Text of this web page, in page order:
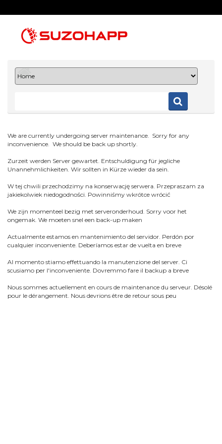
We are currently undergoing server maintenance. Sorry for any
inconvenience. We should be back up shortly.
Zurzeit werden Server gewartet. Entschuldigung für jegliche
Unannehmlichkeiten. Wir sollten in Kürze wieder da sein.
W tej chwili przechodzimy na konserwację serwera. Przepraszam za
jakiekolwiek niedogodności. Powinniśmy wkrótce wrócić
We zijn momenteel bezig met serveronderhoud. Sorry voor het
ongemak. We moeten snel een back-up maken
Actualmente estamos en mantenimiento del servidor. Perdón por
cualquier inconveniente. Deberíamos estar de vuelta en breve
Al momento stiamo effettuando la manutenzione del server. Ci
scusiamo per l'inconveniente. Dovremmo fare il backup a breve
Nous sommes actuellement en cours de maintenance du serveur. Désolé
pour le dérangement. Nous devrions être de retour sous peu